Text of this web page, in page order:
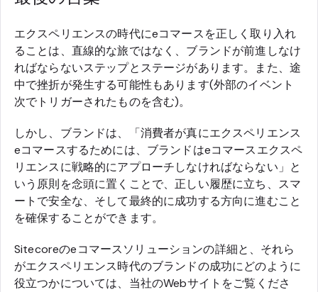
エクスペリエンスの時代にeコマースを正しく取り入れ
ることは、直線的な旅ではなく、ブランドが前進しなけ
ればならないステップとステージがあります。また、途
中で挫折が発生する可能性もあります(外部のイベント
次でトリガーされたものを含む)。
しかし、ブランドは、「消費者が真にエクスペリエンス
eコマースするためには、ブランドはeコマースエクスペ
リエンスに戦略的にアプローチしなければならない」と
いう原則を念頭に置くことで、正しい履歴に立ち、スマ
ートで安全な、そして最終的に成功する方向に進むこと
を確保することができます。
Sitecoreのeコマースソリューションの詳細と、それら
がエクスペリエンス時代のブランドの成功にどのように
役立つかについては、当社のWebサイトをご覧くださ